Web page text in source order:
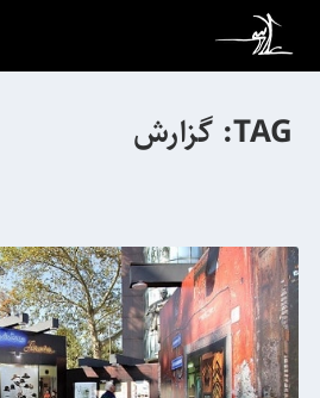
TAG: گزارش